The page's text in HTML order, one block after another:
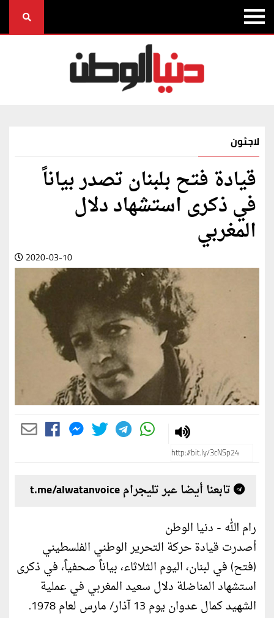
لاجئون
قيادة فتح بلبنان تصدر بياناً
في ذكرى استشهاد دلال
المغربي
2020-03-10
تابعنا أيضا عبر تليجرام t.me/alwatanvoice
رام الله - دنيا الوطن
أصدرت قيادة حركة التحرير الوطني الفلسطيني
(فتح) في لبنان، اليوم الثلاثاء، بياناً صحفياً، في ذكرى
استشهاد المناضلة دلال سعيد المغربي في عملية
الشهيد كمال عدوان يوم 13 آذار/ مارس لعام 1978.